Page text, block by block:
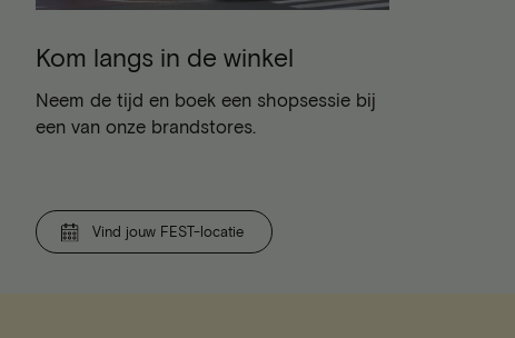
Kom langs in de winkel
Neem de tijd en boek een shopsessie bij
een van onze brandstores.
Vind jouw FEST-locatie